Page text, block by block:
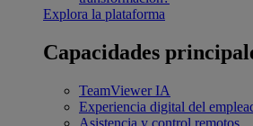
Explora la plataforma
Capacidades
TeamViewer IA
Experiencia digital del
Asistencia y control remotos